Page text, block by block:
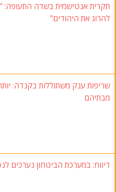
תקרית אנטישמית בשדה התעופה:
להרוג את היהודים"
מבתיהם
דיווח: במערכת הביטחון נערכים